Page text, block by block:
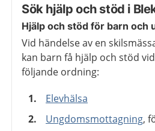
Sök hjälp och stöd i
Hjälp och stöd för barn och
Vid händelse av en
kan barn få hjälp och stöd
följande ordning:
Elevhälsa
Ungdomsmottagning,